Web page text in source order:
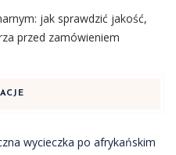
jak sprawdzić jakość,
przed zamówieniem
wycieczka po afrykańskim